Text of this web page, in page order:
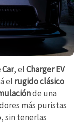
, elCharger EV
el rugido clásico
de una
más puristas
sin tenerlas